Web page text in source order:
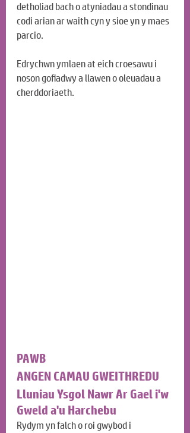
detholiad bach o atyniadau a stondinau
codi arian ar waith cyn y sioe yn y maes
parcio.
Edrychwn ymlaen at eich croesawu i
noson gofiadwy a llawen o oleuadau a
cherddoriaeth.
PAWB
ANGEN CAMAU GWEITHREDU
Lluniau Ysgol Nawr Ar Gael i'w
Gweld a'u Harchebu
Rydym yn falch o roi gwybod i